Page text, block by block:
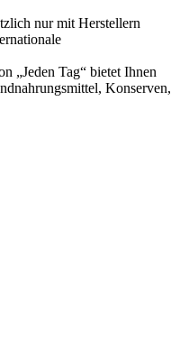
nur mit Herstellern
„Jeden Tag“ bietet Ihnen
Konserven,